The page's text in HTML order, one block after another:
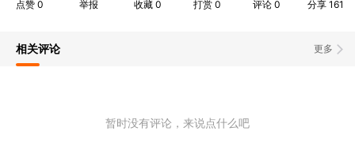
点赞 0 举报 收藏0 打赏 0 评论 0 分享 161
更多
相关评论
暂时没有评论，来说点什么吧